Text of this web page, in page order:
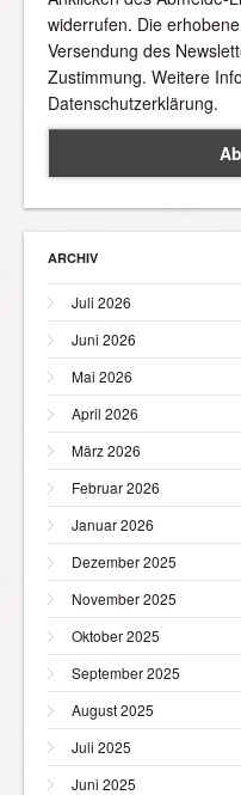
widerrufen. Die
Versendung des
Zustimmung. Weitere
Datenschutzerklärung.
ARCHIV
Juli 2026
Juni 2026
Mai 2026
April 2026
März 2026
Februar 2026
Januar 2026
Dezember 2025
November 2025
Oktober 2025
September 2025
August 2025
Juli 2025
Juni 2025